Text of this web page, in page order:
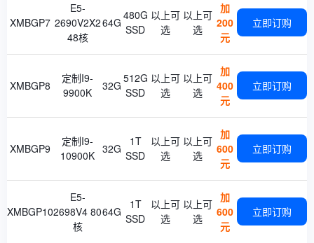
XMBGP7
E5-
2690V2X2
48核
64G
480G
SSD
以上可
选
以上可
选
加
200
元
立即订购
XMBGP8
定制I9-
9900K
32G
512G
SSD
以上可
选
以上可
选
加
400
元
立即订购
XMBGP9
定制I9-
10900K 32G
1T
SSD
以上可
选
以上可
选
加
600
元
立即订购
XMBGP10
E5-
2698V4 80
核
64G
1T
SSD
以上可
选
以上可
选
加
600
元
立即订购